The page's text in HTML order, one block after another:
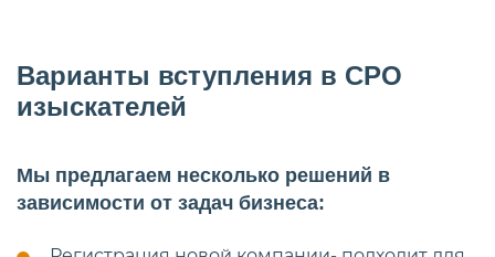
Варианты вступления в СРО
изыскателей
Мы предлагаем несколько решений в
зависимости от задач бизнеса: